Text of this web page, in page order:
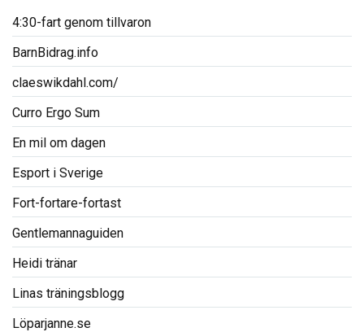
4:30-fart genom tillvaron
BarnBidrag.info
claeswikdahl.com/
Curro Ergo Sum
En mil om dagen
Esport i Sverige
Fort-fortare-fortast
Gentlemannaguiden
Heidi tränar
Linas träningsblogg
Löparjanne.se